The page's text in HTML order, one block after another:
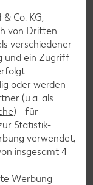
Co. KG,
von Dritten
verschiedener
und ein Zugriff
oder werden
(u.a. als
) - für
Statistik-
verwendet;
insgesamt 4
Werbung